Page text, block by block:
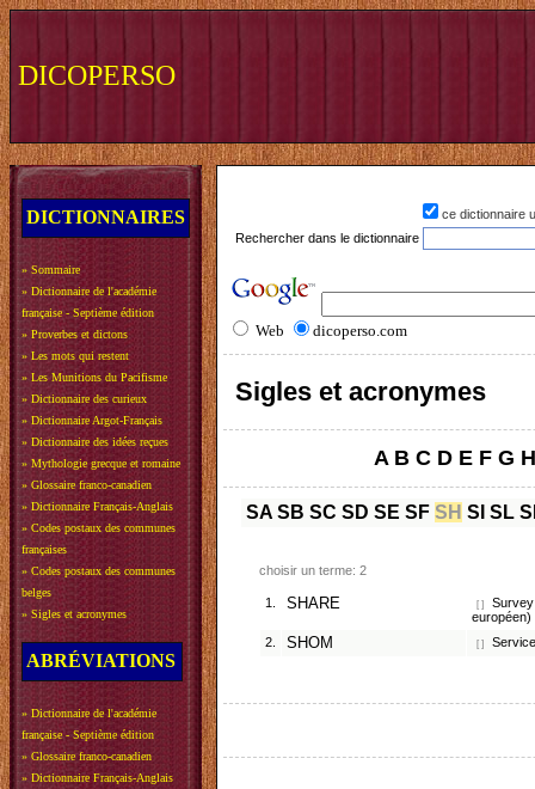
DICOPERSO
DICTIONNAIRES
» Sommaire
» Dictionnaire de l'académie
française - Septième édition
» Proverbes et dictons
» Les mots qui restent
» Les Munitions du Pacifisme
» Dictionnaire des curieux
» Dictionnaire Argot-Français
» Dictionnaire des idées reçues
» Mythologie grecque et romaine
» Glossaire franco-canadien
» Dictionnaire Français-Anglais
» Codes postaux des communes
françaises
» Codes postaux des communes
belges
» Sigles et acronymes
ABRÉVIATIONS
» Dictionnaire de l'académie
française - Septième édition
» Glossaire franco-canadien
» Dictionnaire Français-Anglais
ce dictionnaire
Rechercher dans le dictionnaire
Web dicoperso.com
Sigles et acronymes
A B C D E F G H
SA SB SC SD SE SF SH SI SL
choisir un terme: 2
1. SHARE [ ]
Survey
européen)
2.
SHOM [ ]